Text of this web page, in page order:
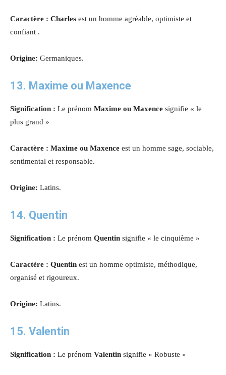
Caractère : Charles est un homme agréable, optimiste et
confiant .
Origine: Germaniques.
13. Maxime ou Maxence
Signification : Le prénom Maxime ou Maxence signifie « le
plus grand »
Caractère : Maxime ou Maxence est un homme sage, sociable,
sentimental et responsable.
Origine: Latins.
14. Quentin
Signification : Le prénom Quentin signifie « le cinquième »
Caractère : Quentin est un homme optimiste, méthodique,
organisé et rigoureux.
Origine: Latins.
15. Valentin
Signification : Le prénom Valentin signifie « Robuste »